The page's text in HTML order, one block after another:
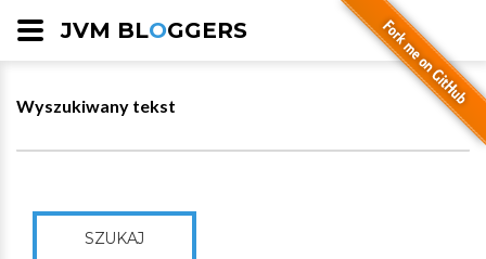
JVM BLOGGERS
Wyszukiwany tekst
SZUKAJ